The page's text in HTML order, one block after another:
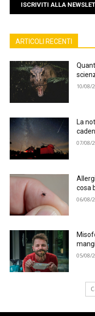
ISCRIVITI ALLA
ARTICOLI RECENTI
10/08/
La
07/08/
cosa
06/08/
05/08/